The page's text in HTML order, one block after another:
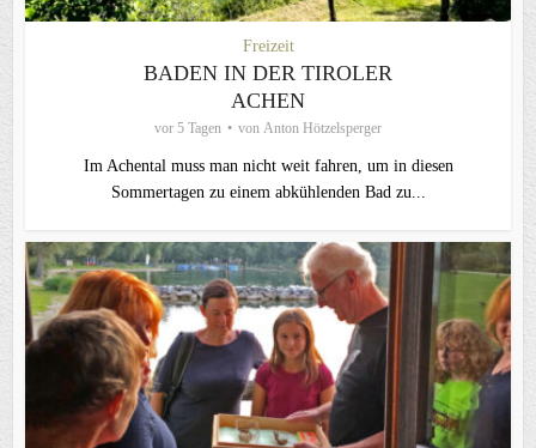
Freizeit
BADEN IN DER TIROLER
ACHEN
vor 5 Tagen von Anton Hötzelsperger
Im Achental muss man nicht weit fahren, um in diesen
Sommertagen zu einem abkühlenden Bad zu...